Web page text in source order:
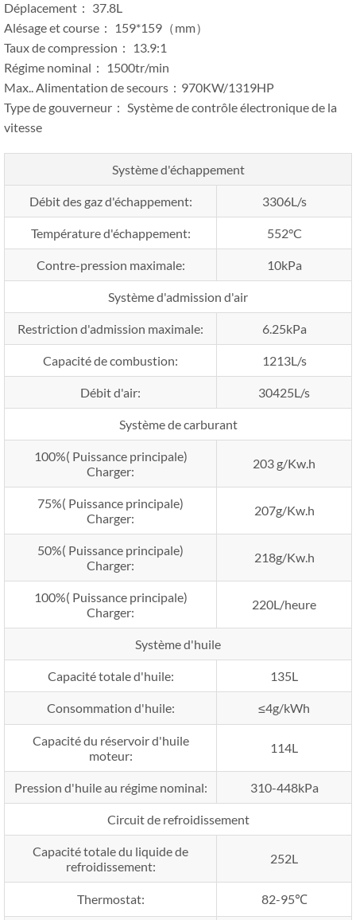
Déplacement： 37.8L
Alésage et course： 159*159（mm）
Taux de compression： 13.9:1
Régime nominal： 1500tr/min
Max.. Alimentation de secours：970KW/1319HP
Type de gouverneur： Système de contrôle électronique de la
vitesse
Système d'échappement
Débit des gaz d'échappement: 3306L/s
Température d'échappement: 552°C
Contre-pression maximale: 10kPa
Système d'admission d'air
Restriction d'admission maximale: 6.25kPa
Capacité de combustion: 1213L/s
Débit d'air: 30425L/s
Système de carburant
100%( Puissance principale)
Charger:
203 g/Kw.h
75%( Puissance principale)
Charger:
207g/Kw.h
50%( Puissance principale)
Charger:
218g/Kw.h
100%( Puissance principale)
Charger:
220L/heure
Système d'huile
Capacité totale d'huile: 135L
Consommation d'huile: ≤4g/kWh
Capacité du réservoir d'huile
moteur:
114L
Pression d'huile au régime nominal: 310-448kPa
Circuit de refroidissement
Capacité totale du liquide de
refroidissement:
252L
Thermostat: 82-95℃